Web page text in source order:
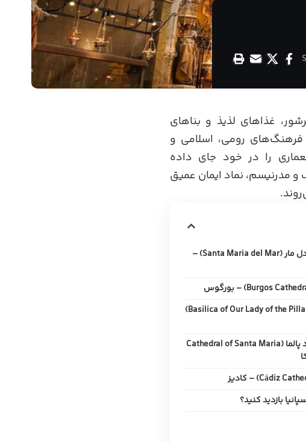
غذاهای لذیذ و بناهای
رومی، اسلامی و
را در خود جای داده
و مدرنیسم، نماد ایمان عمیق
۸. کلیسای سنت ماریا دل مار (Santa Maria del Mar) –
۱۰. کلیسای بانوی ما (Basilica of Our Lady of the Pillar)
۱۱. کلیسای سانتا ماریا د پالما (Cathedral of Santa Maria
بازدید کنید؟